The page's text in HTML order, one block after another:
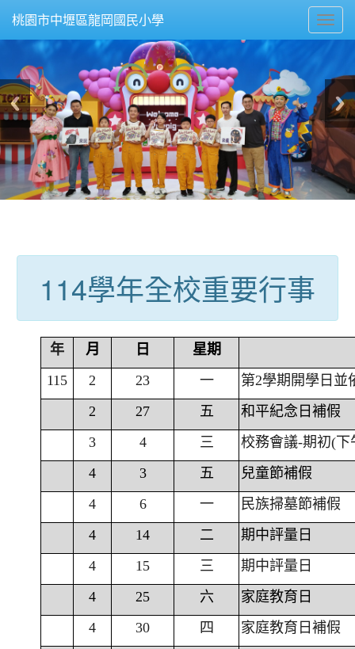
桃園市中壢區龍岡國民小學
114學年全校重要行事
年 月 日
星期
115
2 23 一
第2學期開學日並
2
27 五
和平紀念日補假
3
4 三
校務會議-期初(下
4
3 五
兒童節補假
4
6 一
民族掃墓節補假
4
14 二
期中評量日
4
15 三
期中評量日
4
25 六
家庭教育日
4
30 四
家庭教育日補假